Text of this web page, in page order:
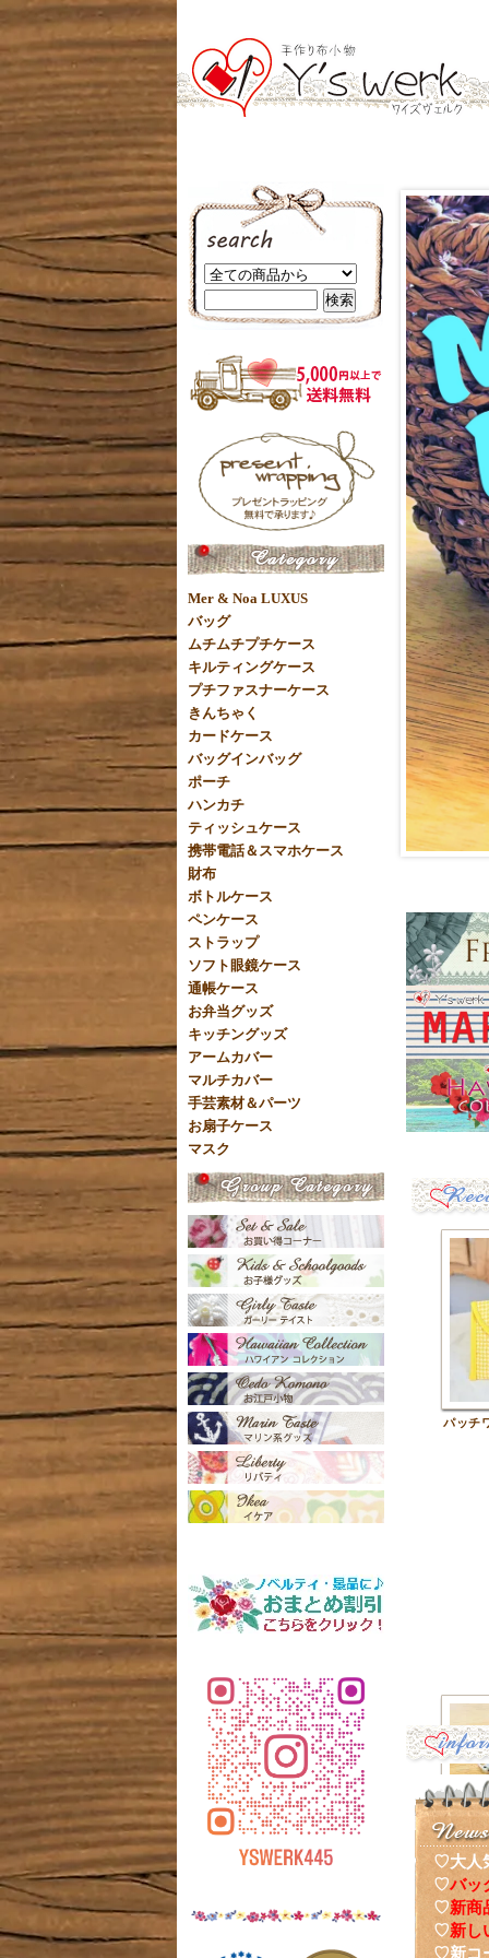
パッチ
ナーポ
♡大人
♡バッ
♡新商
♡新し
♡新コ
Mer & Noa LUXUS
バッグ
ムチムチプチケース
キルティングケース
プチファスナーケース
きんちゃく
カードケース
バッグインバッグ
ポーチ
ハンカチ
ティッシュケース
携帯電話＆スマホケース
財布
ボトルケース
ペンケース
ストラップ
ソフト眼鏡ケース
通帳ケース
お弁当グッズ
キッチングッズ
アームカバー
マルチカバー
手芸素材＆パーツ
お扇子ケース
マスク